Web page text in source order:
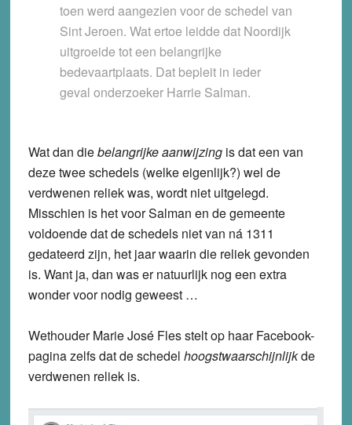
toen werd aangezien voor de schedel van
Sint Jeroen. Wat ertoe leidde dat Noordijk
uitgroeide tot een belangrijke
bedevaartplaats. Dat bepleit in ieder
geval onderzoeker Harrie Salman.
Wat dan diebelangrijke aanwijzingis dat een van
deze twee schedels (welke eigenlijk?) wel de
verdwenen reliek was, wordt niet uitgelegd.
Misschien is het voor Salman en de gemeente
voldoende dat de schedels niet van ná 1311
gedateerd zijn, het jaar waarin die reliek gevonden
is. Want ja, dan was er natuurlijk nog een extra
wonder voor nodig geweest …
Wethouder Marie José Fles stelt op haar Facebook-
pagina zelfs dat de schedel hoogstwaarschijnlijkde
verdwenen reliek is.